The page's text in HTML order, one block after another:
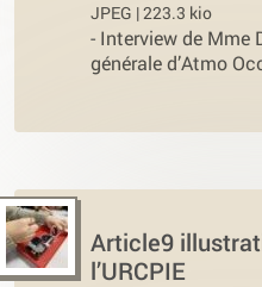
JPEG | 223.3 kio
- Interview de Mme
générale d’Atmo
Article9
l’URCPIE